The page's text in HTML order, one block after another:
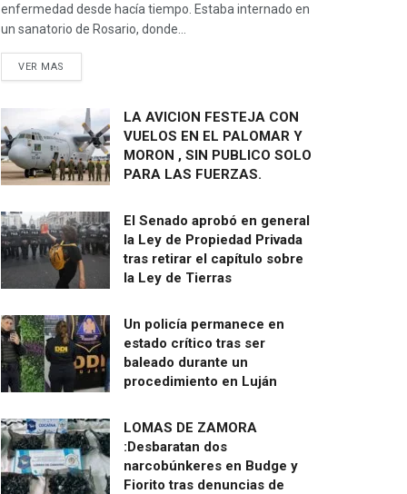
enfermedad desde hacía tiempo. Estaba internado en
un sanatorio de Rosario, donde...
VER MAS
LA AVICION FESTEJA CON
VUELOS EN EL PALOMAR Y
MORON , SIN PUBLICO SOLO
PARA LAS FUERZAS.
El Senado aprobó en general
la Ley de Propiedad Privada
tras retirar el capítulo sobre
la Ley de Tierras
Un policía permanece en
estado crítico tras ser
baleado durante un
procedimiento en Luján
LOMAS DE ZAMORA
:Desbaratan dos
narcobúnkeres en Budge y
Fiorito tras denuncias de